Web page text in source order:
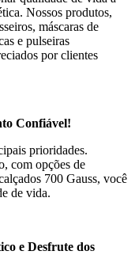
Nossos produtos,
máscaras de
e pulseiras
por clientes
Confiável!
prioridades.
com opções de
700 Gauss, você
de vida.
e Desfrute dos